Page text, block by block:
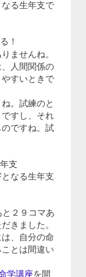
る生年支で
ませんね。
人間関係の
すいときで
。試練のと
すし、それ
ですね。試
なる生年支
２９コマあ
きました。
、自分の命
とは間違い